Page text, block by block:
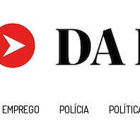
EMPREGO POLÍCIA